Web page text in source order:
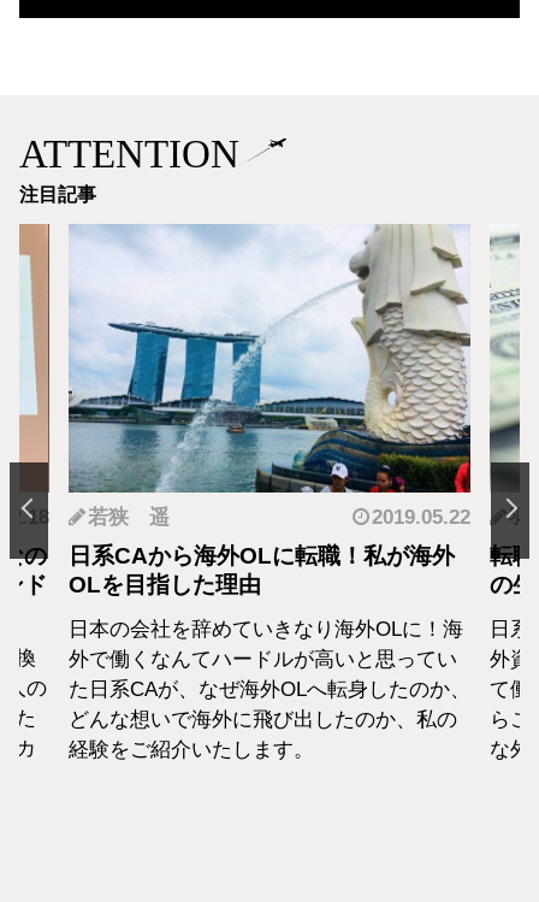
ATTENTION
注目記事
の
ド
換
人の
た
カ
若狭 遥 2019.05.22
日系CAから海外OLに転職！私が海外
OLを目指した理由
日本の会社を辞めていきなり海外OLに！海
外で働くなんてハードルが高いと思ってい
た日系CAが、なぜ海外OLへ転身したのか、
どんな想いで海外に飛び出したのか、私の
経験をご紹介いたします。
羽
転
の
日
外資
て働
らこ
な外